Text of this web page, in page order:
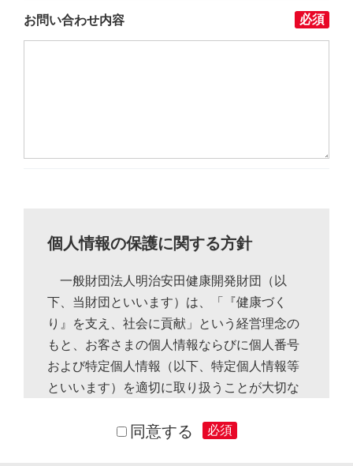
お問い合わせ内容 必須
個人情報の保護に関する方針
一般財団法人明治安田健康開発財団（以
下、当財団といいます）は、「『健康づく
り』を支え、社会に貢献」という経営理念の
もと、お客さまの個人情報ならびに個人番号
および特定個人情報（以下、特定個人情報等
といいます）を適切に取り扱うことが大切な
特定個人情報等の保護に万全を尽くしてまい
同意する 必須